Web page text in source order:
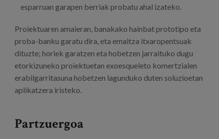
esparruan garapen berriak probatu ahal izateko.
Proiektuaren amaieran, banakako hainbat prototipo eta
proba-banku garatu dira, eta emaitza itxaropentsuak
dituzte; horiek garatzen eta hobetzen jarraituko dugu
etorkizuneko proiektuetan exoesqueleto komertzialen
erabilgarritasuna hobetzen lagunduko duten soluzioetan
aplikatzera iristeko.
Partzuergoa